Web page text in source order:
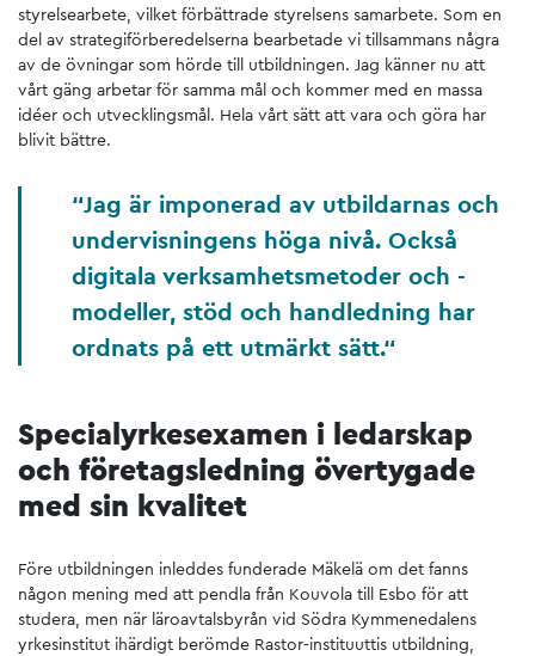
styrelsearbete, vilket förbättrade styrelsens samarbete. Som en
del av strategiförberedelserna bearbetade vi tillsammans några
av de övningar som hörde till utbildningen. Jag känner nu att
vårt gäng arbetar för samma mål och kommer med en massa
idéer och utvecklingsmål. Hela vårt sätt att vara och göra har
blivit bättre.
Jag är imponerad av utbildarnas och
undervisningens höga nivå. Också
digitala verksamhetsmetoder och -
modeller, stöd och handledning har
ordnats på ett utmärkt sätt.
Specialyrkesexamen i ledarskap
och företagsledning övertygade
med sin kvalitet
Före utbildningen inleddes funderade Mäkelä om det fanns
någon mening med att pendla från Kouvola till Esbo för att
studera, men när läroavtalsbyrån vid Södra Kymmenedalens
yrkesinstitut ihärdigt berömde Rastor-instituuttis utbildning,